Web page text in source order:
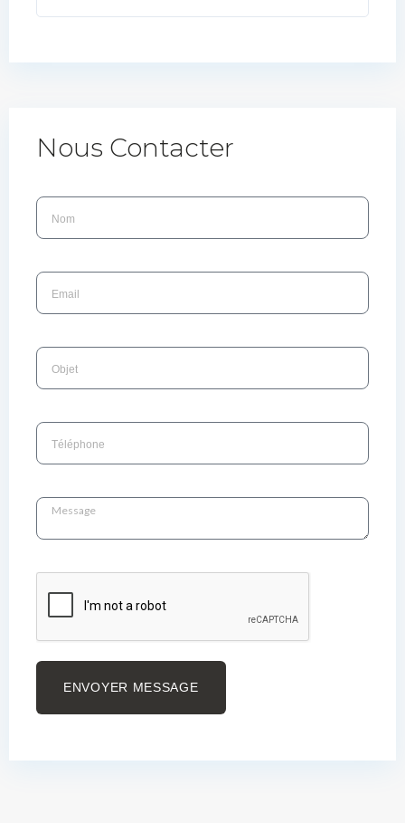
Nous Contacter
ENVOYER MESSAGE